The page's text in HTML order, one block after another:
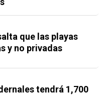
que las playas
y no privadas
tendrá 1,700